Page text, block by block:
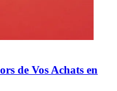
de Vos Achats en